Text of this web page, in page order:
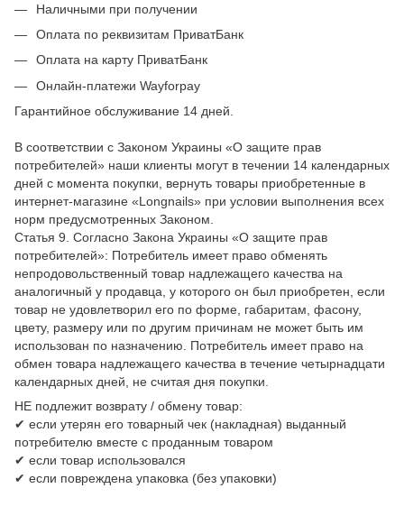
Наличными при получении
Оплата по реквизитам ПриватБанк
Оплата на карту ПриватБанк
Онлайн-платежи Wayforpay
Гарантийное обслуживание 14 дней.
В соответствии с Законом Украины «О защите прав
потребителей» наши клиенты могут в течении 14 календарных
дней с момента покупки, вернуть товары приобретенные в
интернет-магазине «Longnails» при условии выполнения всех
норм предусмотренных Законом.
Статья 9. Согласно Закона Украины «О защите прав
потребителей»: Потребитель имеет право обменять
непродовольственный товар надлежащего качества на
аналогичный у продавца, у которого он был приобретен, если
товар не удовлетворил его по форме, габаритам, фасону,
цвету, размеру или по другим причинам не может быть им
использован по назначению. Потребитель имеет право на
обмен товара надлежащего качества в течение четырнадцати
календарных дней, не считая дня покупки.
НЕ подлежит возврату / обмену товар:
✔ если утерян его товарный чек (накладная) выданный
потребителю вместе с проданным товаром
✔ если товар использовался
✔ если повреждена упаковка (без упаковки)